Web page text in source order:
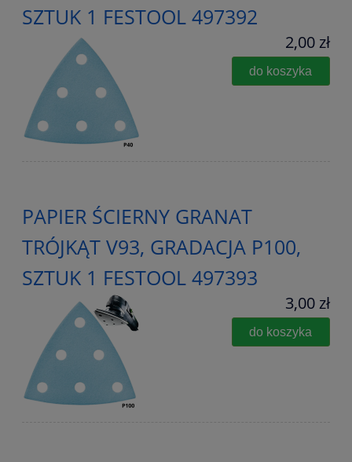
SZTUK 1 FESTOOL 497392
2,00 zł
do koszyka
PAPIER ŚCIERNY GRANAT
TRÓJKĄT V93, GRADACJA P100,
SZTUK 1 FESTOOL 497393
3,00 zł
do koszyka